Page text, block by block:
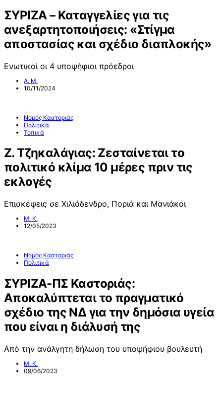
ΣΥΡΙΖΑ – Καταγγελίες για τις
ανεξαρτητοποιήσεις: «Στίγμα
αποστασίας και σχέδιο διαπλοκής»
Ενωτικοί οι 4 υποψήφιοι πρόεδροι
Α. Μ.
10/11/2024
Νομός Καστοριάς
Πολιτικά
Τοπικά
Ζ. Τζηκαλάγιας: Ζεσταίνεται το
πολιτικό κλίμα 10 μέρες πριν τις
εκλογές
Επισκέψεις σε Χιλιόδενδρο, Ποριά και Μανιάκοι
Μ. Κ.
12/05/2023
Νομός Καστοριάς
Πολιτικά
ΣΥΡΙΖΑ-ΠΣ Καστοριάς:
Αποκαλύπτεται το πραγματικό
σχέδιο της ΝΔ για την δημόσια υγεία
που είναι η διάλυσή της
Από την ανάλγητη δήλωση του υποψήφιου βουλευτή
Μ. Κ.
09/06/2023